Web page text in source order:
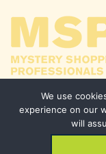
We use
experience on our
will